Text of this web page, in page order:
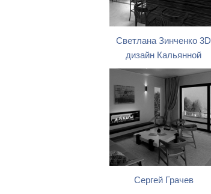
Светлана Зинченко 3D
дизайн Кальянной
Сергей Грачев